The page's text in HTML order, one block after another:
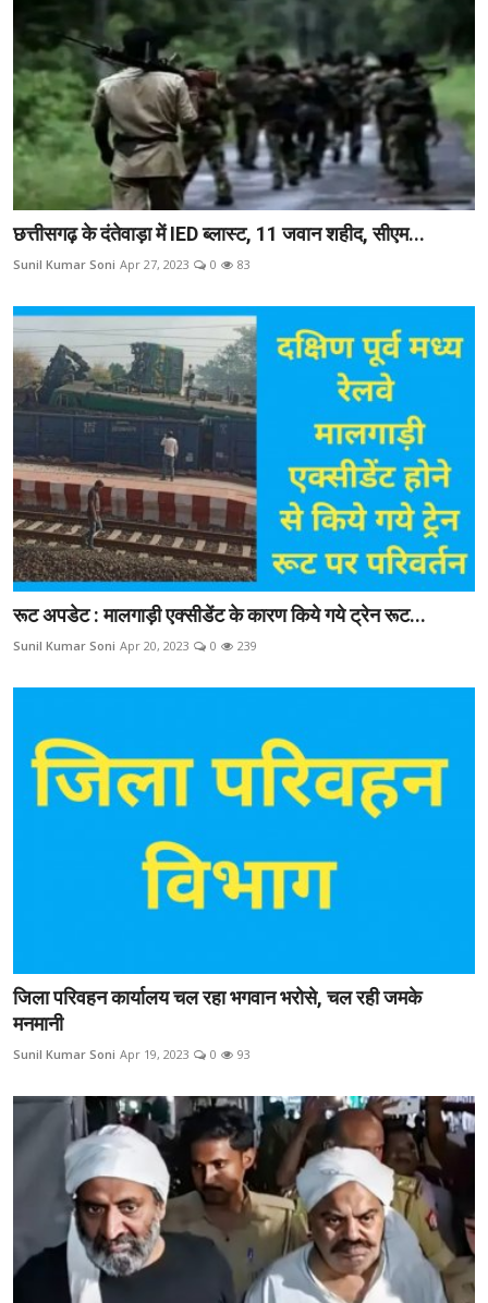
छत्तीसगढ़ के दंतेवाड़ा में IED ब्लास्ट, 11 जवान शहीद, सीएम...
Sunil Kumar Soni Apr 27, 2023 0 83
रूट अपडेट : मालगाड़ी एक्सीडेंट के कारण किये गये ट्रेन रूट...
Sunil Kumar Soni Apr 20, 2023 0 239
जिला परिवहन कार्यालय चल रहा भगवान भरोसे, चल रही जमके
मनमानी
Sunil Kumar Soni Apr 19, 2023 0 93